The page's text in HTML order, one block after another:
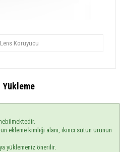
Koruyucu
Yükleme
ekleme kimliği alanı, ikinci sütun ürünün
yüklemeniz önerilir.